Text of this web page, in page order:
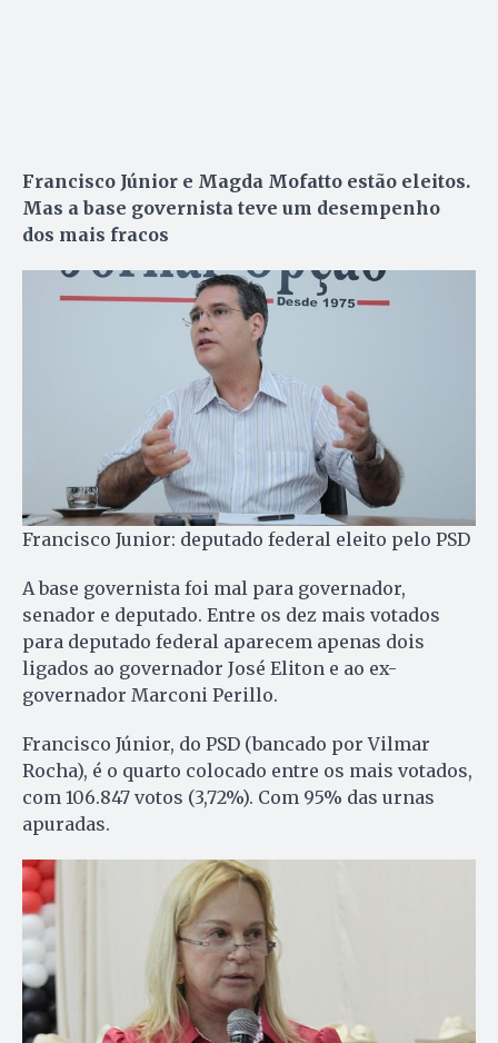
Francisco Júnior e Magda Mofatto estão eleitos.
Mas a base governista teve um desempenho
dos mais fracos
Francisco Junior: deputado federal eleito pelo PSD
A base governista foi mal para governador,
senador e deputado. Entre os dez mais votados
para deputado federal aparecem apenas dois
ligados ao governador José Eliton e ao ex-
governador Marconi Perillo.
Francisco Júnior, do PSD (bancado por Vilmar
Rocha), é o quarto colocado entre os mais votados,
com 106.847 votos (3,72%). Com 95% das urnas
apuradas.